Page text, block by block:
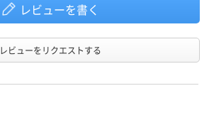
レビューを書く
レビューをリクエストする